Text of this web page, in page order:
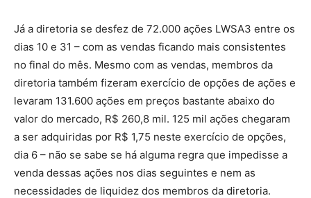
Já a diretoria se desfez de 72.000 ações LWSA3 entre os
dias 10 e 31 – com as vendas ficando mais consistentes
no final do mês. Mesmo com as vendas, membros da
diretoria também fizeram exercício de opções de ações e
levaram 131.600 ações em preços bastante abaixo do
valor do mercado, R$ 260,8 mil. 125 mil ações chegaram
a ser adquiridas por R$ 1,75 neste exercício de opções,
dia 6 – não se sabe se há alguma regra que impedisse a
venda dessas ações nos dias seguintes e nem as
necessidades de liquidez dos membros da diretoria.